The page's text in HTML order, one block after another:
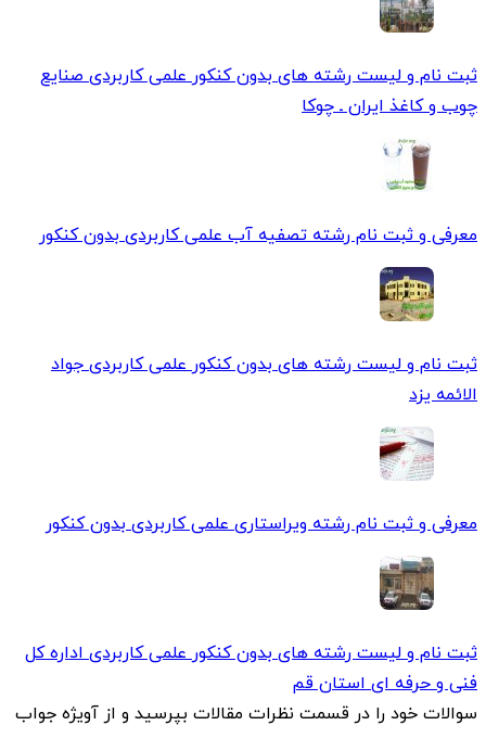
ثبت نام و لیست رشته های بدون کنکور علمی کاربردی صنایع
چوب و کاغذ ایران ـ چوکا
معرفی و ثبت نام رشته تصفیه آب علمی کاربردی بدون کنکور
ثبت نام و لیست رشته های بدون کنکور علمی کاربردی جواد
الائمه یزد
معرفی و ثبت نام رشته ویراستاری علمی کاربردی بدون کنکور
ثبت نام و لیست رشته های بدون کنکور علمی کاربردی اداره کل
فنی و حرفه ای استان قم
سوالات خود را در قسمت نظرات مقالات بپرسید و از آویژه جواب